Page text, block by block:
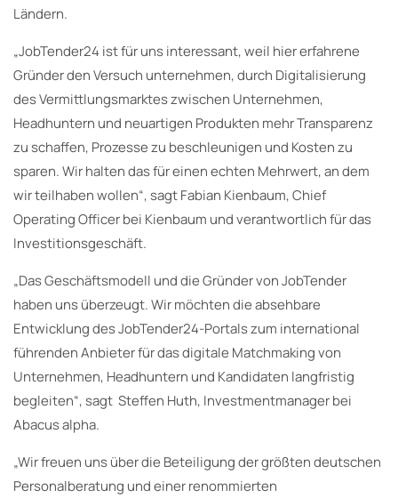
Ländern.
„JobTender24 ist für uns interessant, weil hier erfahrene
Gründer den Versuch unternehmen, durch Digitalisierung
des Vermittlungsmarktes zwischen Unternehmen,
Headhuntern und neuartigen Produkten mehr Transparenz
zu schaffen, Prozesse zu beschleunigen und Kosten zu
sparen. Wir halten das für einen echten Mehrwert, an dem
wir teilhaben wollen“, sagt Fabian Kienbaum, Chief
Operating Officer bei Kienbaum und verantwortlich für das
Investitionsgeschäft.
„Das Geschäftsmodell und die Gründer von JobTender
haben uns überzeugt. Wir möchten die absehbare
Entwicklung des JobTender24-Portals zum international
führenden Anbieter für das digitale Matchmaking von
Unternehmen, Headhuntern und Kandidaten langfristig
begleiten“, sagt Steffen Huth, Investmentmanager bei
Abacus alpha.
„Wir freuen uns über die Beteiligung der größten deutschen
Personalberatung und einer renommierten